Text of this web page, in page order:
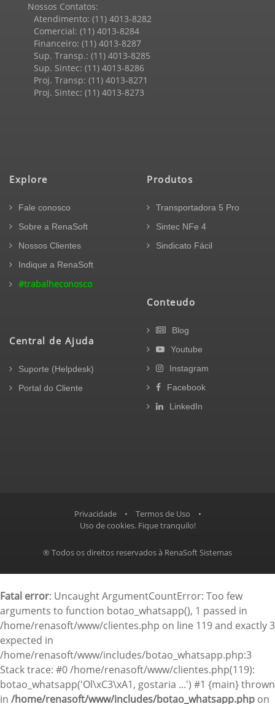
Nossos Contatos:
Atendimento: (11) 4013-8282
Comercial: (11) 4013-8284
Financeiro: (11) 4013-8287
Sup. Transp.: (11) 4013-8285
Sup. Sintec: (11) 4013-8286
Proj. Transp: (11) 4013-8271
Proj. Sintec: (11) 4013-8273
Explore
Fale conosco
Sobre a RenaSoft
Nossos Clientes
Indique a RenaSoft
#trabalheconosco
Central de Ajuda
Suporte (Helpdesk)
Portal do Cliente
Produtos
Transportadora 5 Pro
Sintec NFe 4
Sindicato Fácil
Conteudo
Blog
Youtube
Instagram
Facebook
LinkedIn
Privacidade • Termos de Uso
•
Uso de cookies. Fique tranquilo!
® Todos os direitos reservados à RenaSoft Sistemas
Fatal error: Uncaught ArgumentCountError: Too few
arguments to function botao_whatsapp(), 1 passed in
/home/renasoft/www/clientes.php on line 119 and exactly 3
expected in
/home/renasoft/www/includes/botao_whatsapp.php:3
Stack trace: #0 /home/renasoft/www/clientes.php(119):
botao_whatsapp('Ol\xC3\xA1, gostaria ...') #1 {main} thrown
in /home/renasoft/www/includes/botao_whatsapp.php on